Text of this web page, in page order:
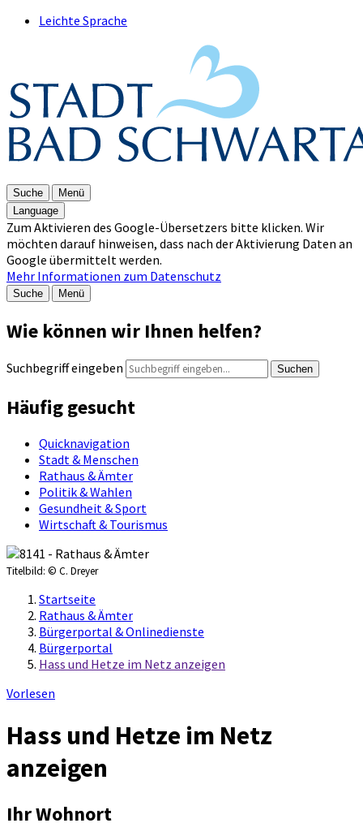
Leichte Sprache
Suche
Menü
Language
Zum Aktivieren des Google-Übersetzers bitte klicken. Wir
möchten darauf hinweisen, dass nach der Aktivierung Daten an
Google übermittelt werden.
Mehr Informationen zum Datenschutz
Suche Menü
Wie können wir Ihnen helfen?
Suchbegriff eingeben Suchen
Häufig gesucht
Quicknavigation
Stadt & Menschen
Rathaus & Ämter
Politik & Wahlen
Gesundheit & Sport
Wirtschaft & Tourismus
Titelbild: © C. Dreyer
Startseite
Rathaus & Ämter
Bürgerportal & Onlinedienste
Bürgerportal
Hass und Hetze im Netz anzeigen
Vorlesen
Hass und Hetze im Netz
anzeigen
Ihr Wohnort